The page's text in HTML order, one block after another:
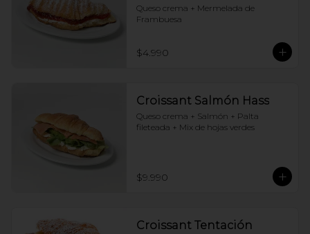
Queso crema + Mermelada de
Frambuesa
$4.990
Croissant Salmón Hass
Queso crema + Salmón + Palta
fileteada + Mix de hojas verdes
$9.990
Croissant Tentación